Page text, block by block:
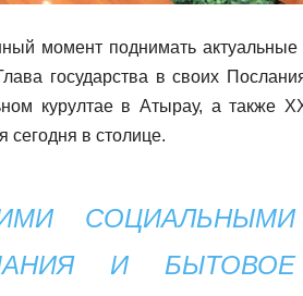
момент поднимать актуальные
государства в своих
курултае в Атырау, а также
сегодня в столице.
СОЦИАЛЬНЫМИ
И БЫТОВОЕ